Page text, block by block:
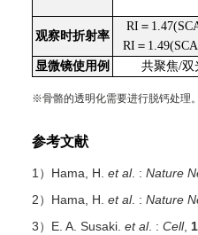
观察时折射率
RI＝
RI＝
显微镜使用例
共聚焦/双
※骨骼的透明化需要进行脱钙处理
参考文献
1）Hama, H. et al. : Nature
2）Hama, H. et al. : Nature
3）E. A. Susaki. et al. : Cell,